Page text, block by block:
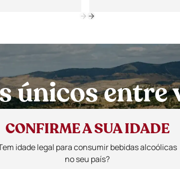
únicos entre
da Beira Interior, dos sabores locais às
CONFIRME A SUA IDADE
idade legal para consumir bebidas alcoólicas
no seu país?